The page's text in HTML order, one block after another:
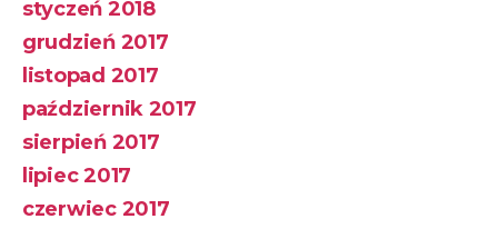
styczeń 2018
grudzień 2017
listopad 2017
październik 2017
sierpień 2017
lipiec 2017
czerwiec 2017